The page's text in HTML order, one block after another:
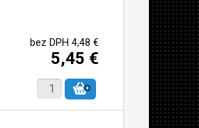
bez DPH 4,48 €
5,45 €